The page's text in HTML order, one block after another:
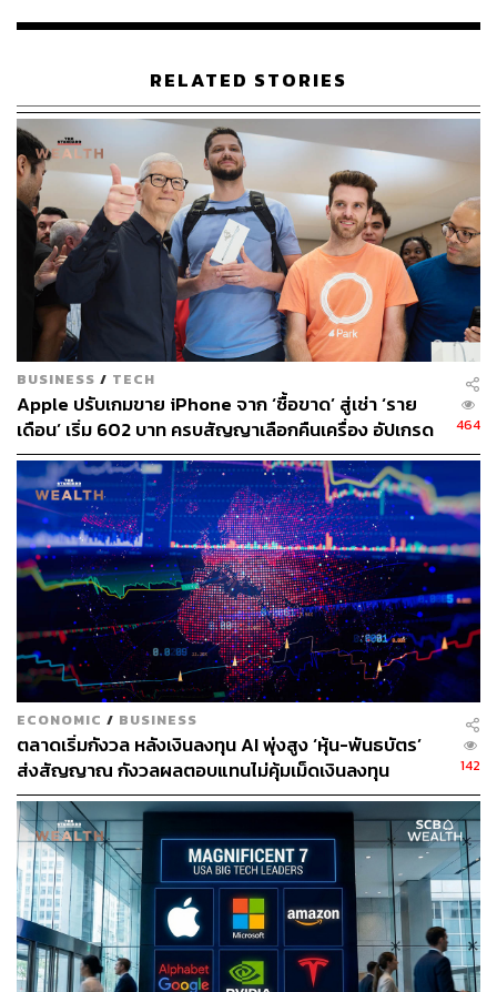
“ฉันคิดว่า AR เป็นเทคโนโลยีที่ลึกซึ้งซึ่งจะส่งผลต่อทุกสิ่งทุก
จู่ๆ ก็สามารถสอนด้วย AR และสาธิตสิ่งต่างๆ แบบนั้นได้ หรือ
ทางการแพทย์ เป็นต้น อย่างที่ฉันบอกไป เราจะมองย้อนกลับ
ไปและคิดว่าครั้งหนึ่งเราเคยอยู่โดยปราศจาก AR ได้อย่างไร”
คุกย้ำว่าการเข้าไปในโลกเสมือนจริงไม่ใช่วิธีการที่จะนำชีวิต
ทั้งหมดเข้าไปอยู่ เพราะ ‘VR มีไว้สำหรับช่วงเวลาปกติ แต่
ไม่ใช่วิธีสื่อสารที่ดี ฉันไม่ได้ต่อต้าน แต่นั่นคือวิธีที่ฉันมอง
มัน’
ทิศทางของคุกสอดคล้องไปกับแม่ทัพของยักษ์เทคอื่นๆ เช่น
เอริก ชมิดต์ อดีตซีอีโอของ Google ที่ตั้งข้อสังเกตว่า “ไม่มี
ข้อตกลงว่า Metaverse คืออะไร” หรือ ซีอีโอของ Snap ที่เห็น
ว่า Metaverse นั้นยังคลุมเครือและเป็นเรื่องสมมติ ดังนั้นเขา
จึงจะผลักดัน AR มากกว่า
อ้างอิง:
https://www.rtlnieuws.nl/tech/artikel/5336713/apple-c
eo-topman-tim-cook-interview-augmented-reality-ond
erwijs-programmeren
https://www.businessinsider.com/tim-cook-apple-avoi
ds-term-metaverse-facebook-2022-10
https://www.cnbc.com/2022/10/03/apple-ceo-tim-coo
k-doesnt-like-metaverse-prefers-augmented-reality.ht
ml
สามารถติดตาม THE STANDARD WEALTH
ผ่านแอปพลิเคชันต่างๆ ที่คุณสะดวกหรือใช้งานอยู่แล้วได้เลย
TAGS: Tim Cook Mark Zuckerberg
มาร์ก ซักเคอร์เบิร์ก
Metaverse
Meta ทิม คุก เมตาเวิร์ส
RELATED STORIES
BUSINESS / TECH
Apple ปรับเกมขาย iPhone จาก ‘ซื้อขาด’ สู่เช่า ‘ราย
เดือน’ เริ่ม 602 บาท ครบสัญญาเลือกคืนเครื่อง อัปเกรด
หรือจ่ายเพิ่มเพื่อเก็บไว้
464
ECONOMIC / BUSINESS
ตลาดเริ่มกังวล หลังเงินลงทุน AI พุ่งสูง ‘หุ้น-พันธบัตร’
ส่งสัญญาณ กังวลผลตอบแทนไม่คุ้มเม็ดเงินลงทุน
142